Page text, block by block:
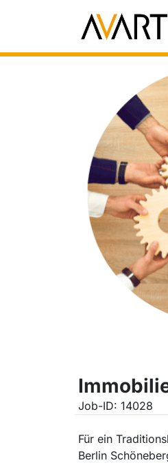
Job-ID: 14028
Für ein
Berlin